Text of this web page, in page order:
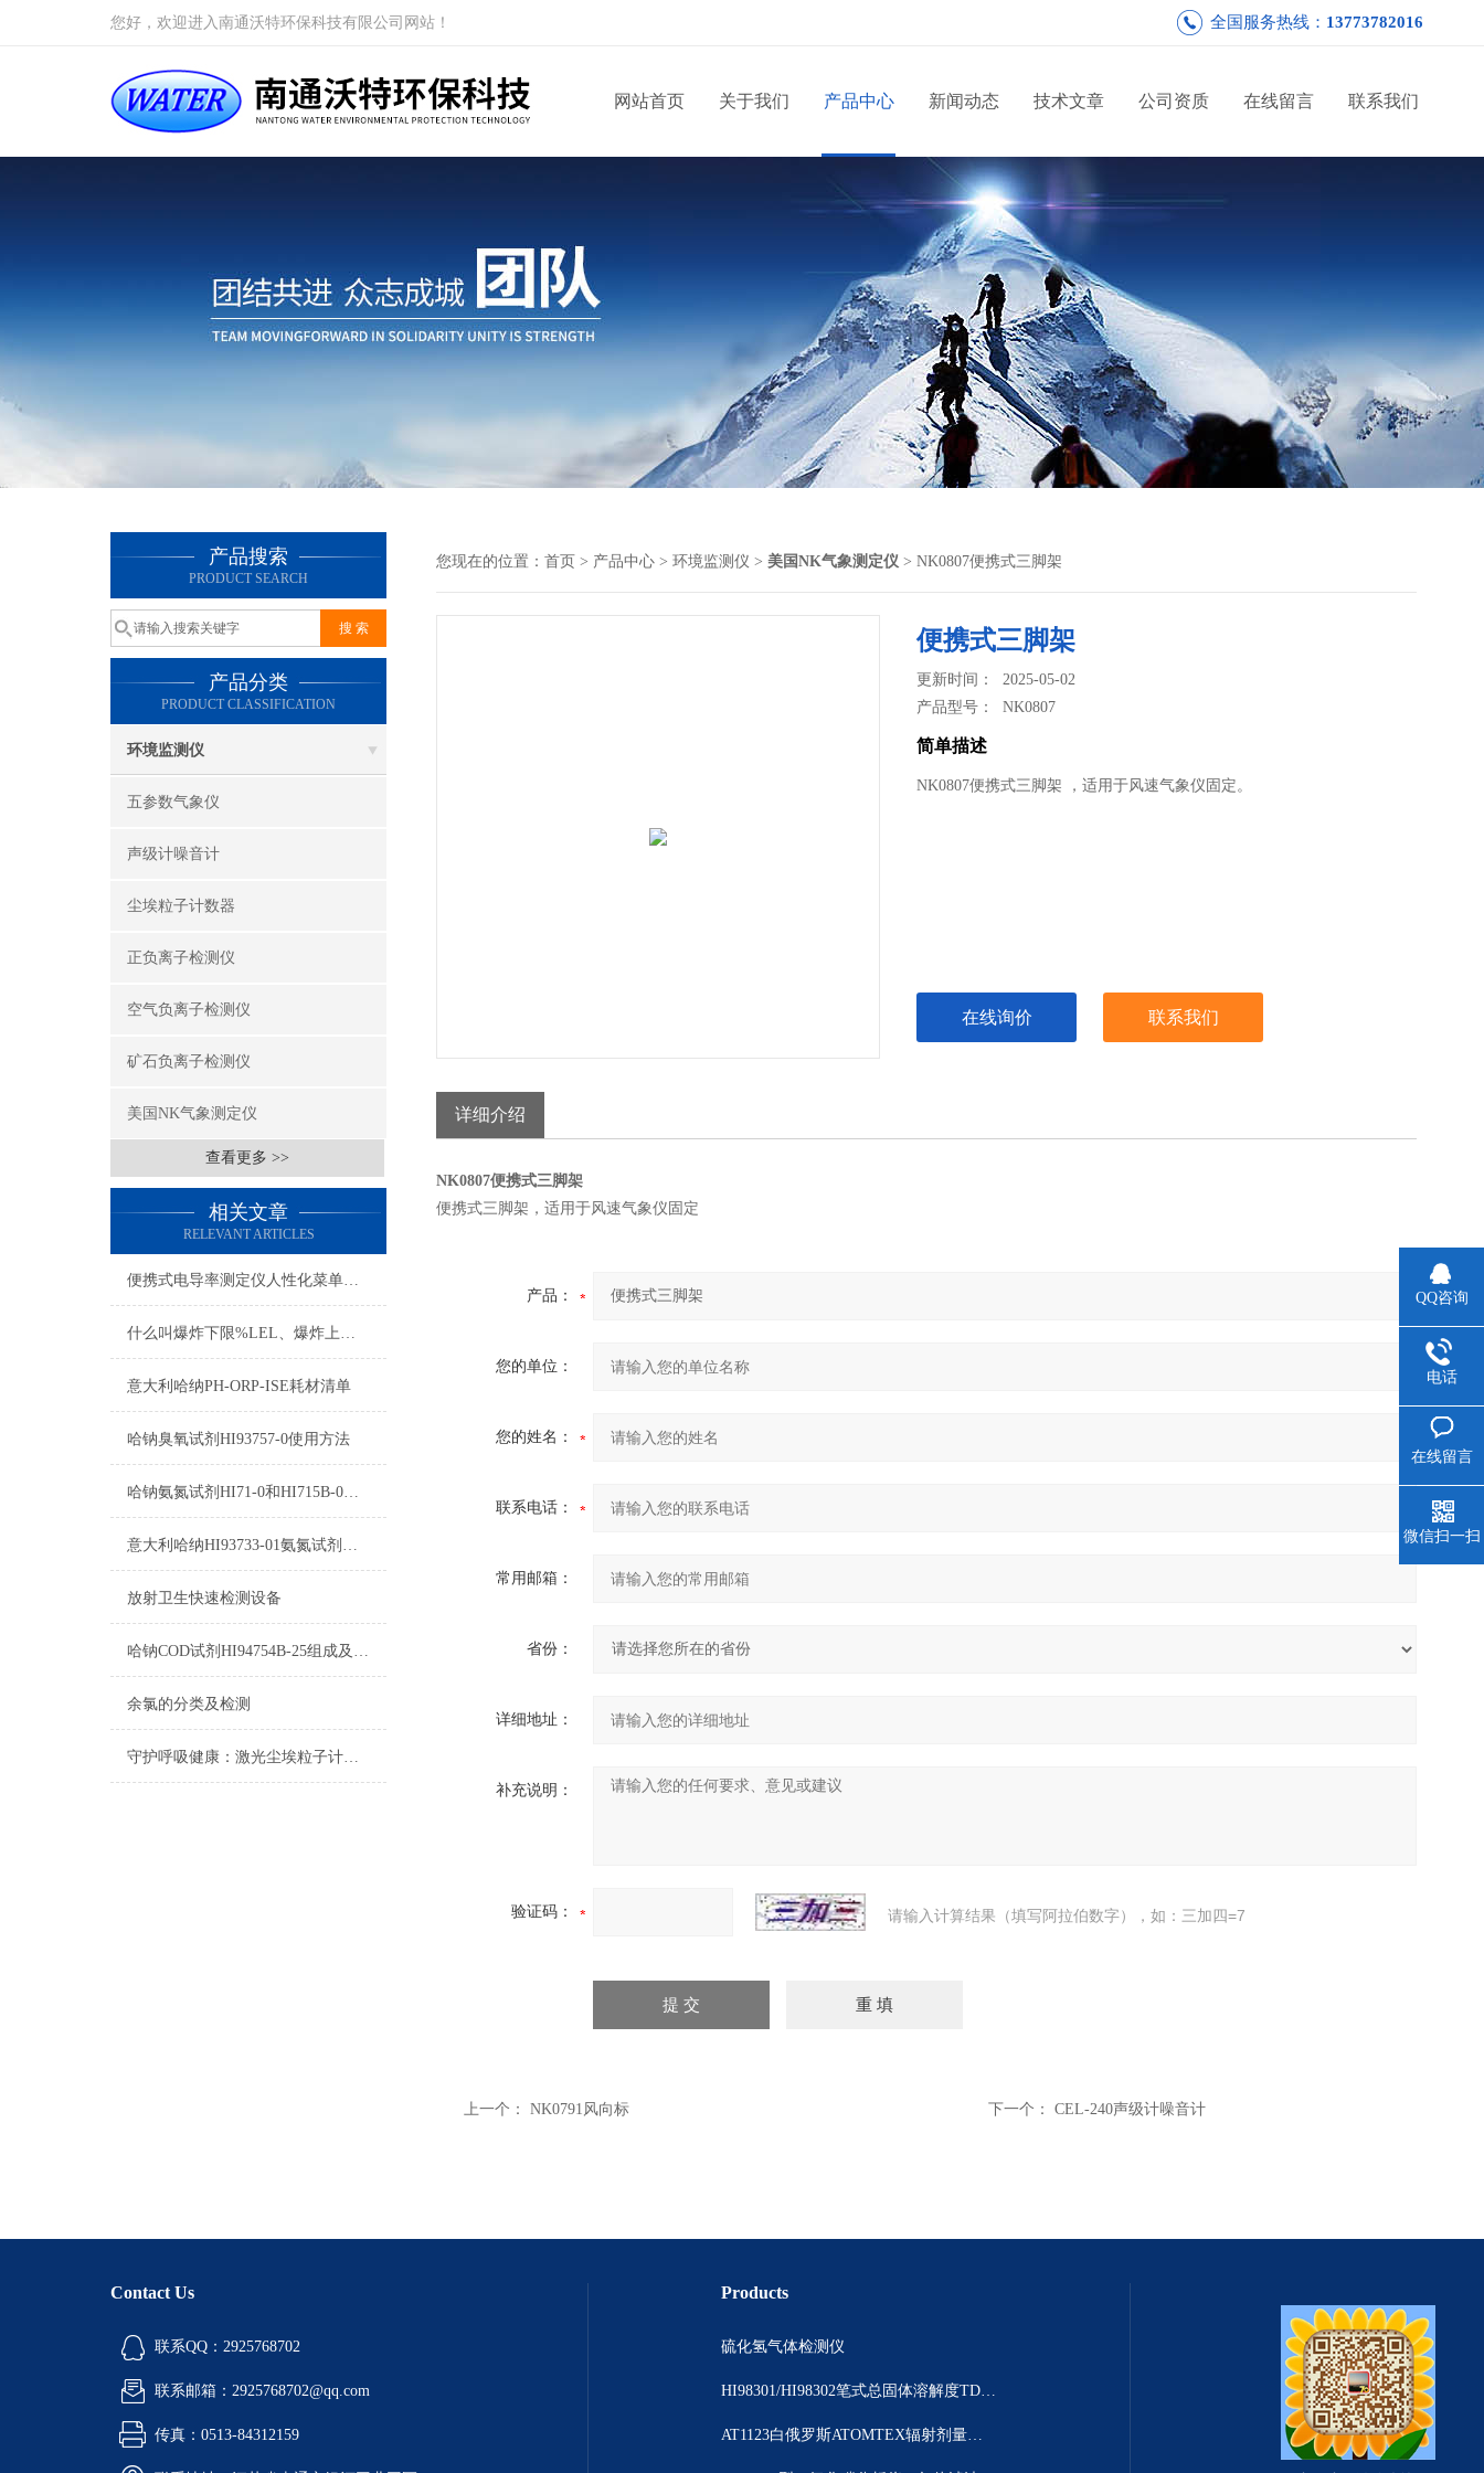
您好，欢迎进入南通沃特环保科技有限公司网站！ 全国服务热线： 13773782016
网站首页 关于我们 产品中心 新闻动态 技术文章 公司资质 在线留言 联系我们
产品搜索
PRODUCT SEARCH
产品分类
PRODUCT CLASSIFICATION
环境监测仪
五参数气象仪
声级计噪音计
尘埃粒子计数器
正负离子检测仪
空气负离子检测仪
矿石负离子检测仪
美国NK气象测定仪
查看更多 >>
相关文章
RELEVANT ARTICLES
便携式电导率测定仪人性化菜单设计与自动报错提示
什么叫爆炸下限%LEL、爆炸上限%UEL、爆炸极限？
意大利哈纳PH-ORP-ISE耗材清单
哈钠臭氧试剂HI93757-0使用方法
哈钠氨氮试剂HI71-0和HI715B-0使用方法
意大利哈纳HI93733-01氨氮试剂参数及图片
放射卫生快速检测设备
哈钠COD试剂HI94754B-25组成及测量范围
余氯的分类及检测
守护呼吸健康：激光尘埃粒子计数器在洁净环境中的应用
您现在的位置： 首页 > 产品中心 > 环境监测仪 > 美国NK气象测定仪 > NK0807便携式三脚架
便携式三脚架
更新时间： 2025-05-02
产品型号：NK0807
简单描述
NK0807便携式三脚架 ，适用于风速气象仪固定。
在线询价 联系我们
详细介绍
NK0807便携式三脚架
便携式三脚架，适用于风速气象仪固定
产品：
您的单位：
您的姓名：
联系电话：
常用邮箱：
省份：
详细地址：
补充说明：
验证码： 请输入计算结果（填写阿拉伯数字），如：三加四=7
上一个： NK0791风向标 下一个： CEL-240声级计噪音计
Contact Us
联系QQ：2925768702
联系邮箱：2925768702@qq.com
传真：0513-84312159
Products
硫化氢气体检测仪
HI98301/HI98302笔式总固体溶解度TDS测定仪
AT1123白俄罗斯ATOMTEX辐射剂量测量仪
QQ咨询
电话
在线留言
微信扫一扫